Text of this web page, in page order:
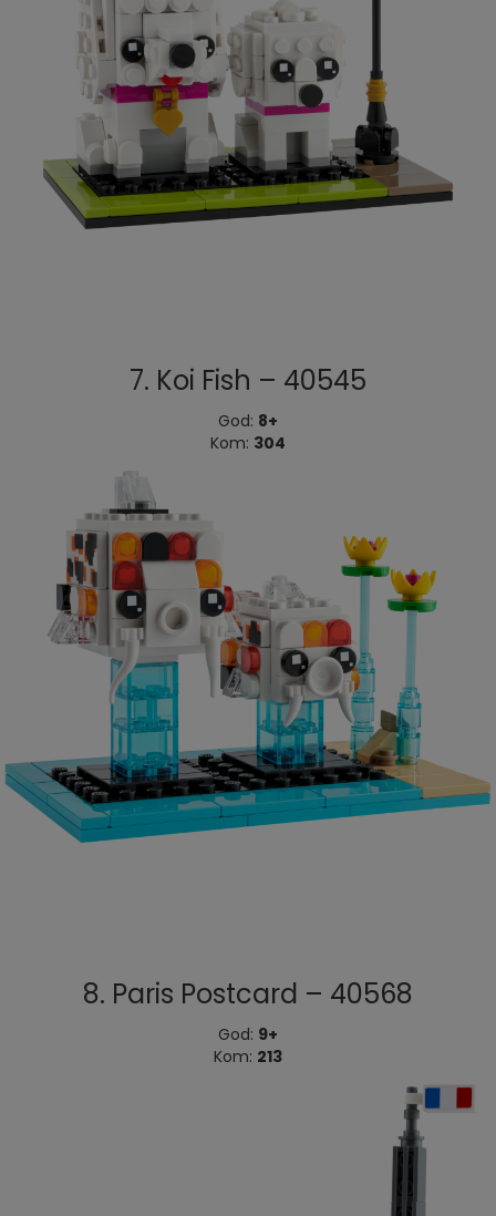
7. Koi Fish – 40545
God: 8+
Kom: 304
8. Paris Postcard – 40568
God: 9+
Kom: 213